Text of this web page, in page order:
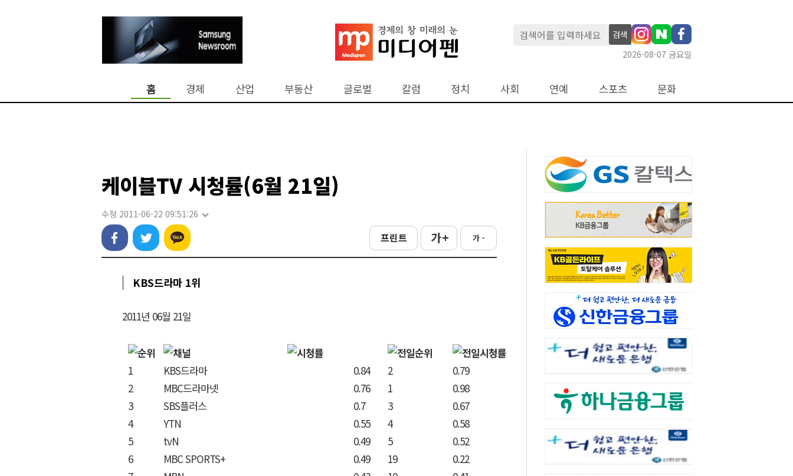
검색
2026-08-07 금요일
홈 경제 산업 부동산 글로벌 칼럼 정치 사회 연예 스포츠 문화
케이블TV 시청률(6월 21일)
수정 2011-06-22 09:51:26
프린트 가 + 가 -
KBS드라마 1위
2011년 06월 21일
1 KBS드라마 0.84 2
0.79
2
MBC드라마넷 0.76 1
0.98
3
SBS플러스 0.7 3
0.67
4
YTN 0.55 4
0.58
5
tvN 0.49 5
0.52
6
MBC SPORTS+ 0.49 19
0.22